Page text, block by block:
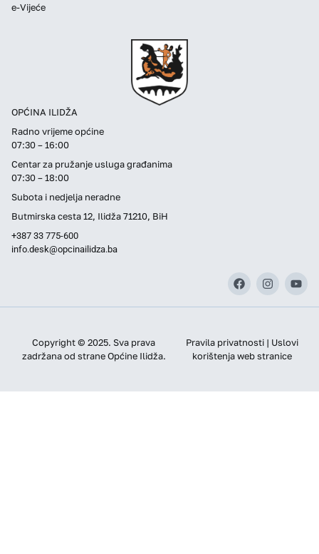
OPĆINA ILIDŽA
Radno vrijeme općine
07:30 – 16:00
Centar za pružanje usluga građanima
07:30 – 18:00
Subota i nedjelja neradne
Butmirska cesta 12, Ilidža 71210, BiH
+387 33 775-600
info.desk@opcinailidza.ba
e-Vijeće
Copyright © 2025. Sva prava
zadržana od strane Općine Ilidža.
Pravila privatnosti | Uslovi
korištenja web stranice